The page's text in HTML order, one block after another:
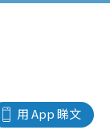
用 App 睇文